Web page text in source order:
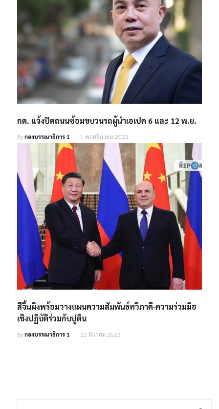
กต. แจ้งปิดถนนซ้อมขบวนรถผู้นำเอเปค 6 และ 12 พ.ย.
Byกองบรรณาธิการ 1 1 พฤศจิกายน 2022
สีจิ้นผิงพร้อมวางแผนความสัมพันธ์ทวิภาคี-ความร่วมมือ
เชิงปฏิบัติร่วมกับปูติน
Byกองบรรณาธิการ 1 22 มีนาคม 2023